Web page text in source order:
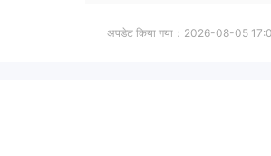
अपडेट किया गया： 2026-08-05